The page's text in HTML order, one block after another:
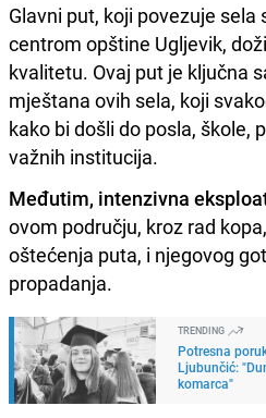
Glavni put, koji povezuje
centrom opštine Ugljevik,
kvalitetu. Ovaj put je ključna
mještana ovih sela, koji
kako bi došli do posla, škole,
važnih institucija.
Međutim, intenzivna
ovom području, kroz rad
oštećenja puta, i njegovog
propadanja.
TRENDING
Potresna
Ljubunčić:
komarca"